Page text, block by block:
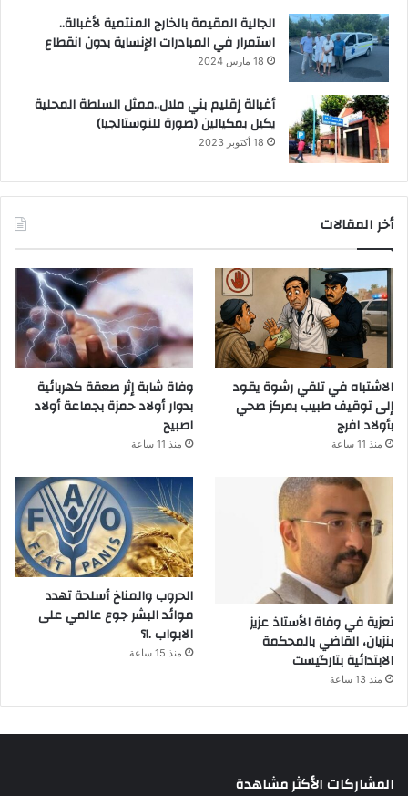
الجالية المقيمة بالخارج المنتمية لأغبالة..
استمرار في المبادرات الإنساية بدون انقطاع
18 مارس 2024
أغبالة إقليم بني ملال..ممثل السلطة المحلية
يكيل بمكيالين (صورة للنوستالجيا)
18 أكتوبر 2023
أخر المقالات
الاشتباه في تلقي رشوة يقود
إلى توقيف طبيب بمركز صحي
بأولاد افرج
منذ 11 ساعة
وفاة شابة إثر صعقة كهربائية
بدوار أولاد حمزة بجماعة أولاد
اصبيح
منذ 11 ساعة
تعزية في وفاة الأستاذ عزيز
بنزيان، القاضي بالمحكمة
الابتدائية بتارگيست
منذ 13 ساعة
الحروب والمناخ أسلحة تهدد
موائد البشر جوع عالمي على
الابواب .!؟
منذ 15 ساعة
المشاركات الأكثر مشاهدة